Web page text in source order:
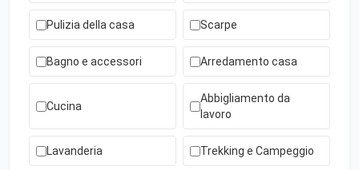
Pulizia della casa Scarpe
Bagno e accessori Arredamento casa
Cucina
Abbigliamento da
lavoro
Lavanderia Trekking e Campeggio